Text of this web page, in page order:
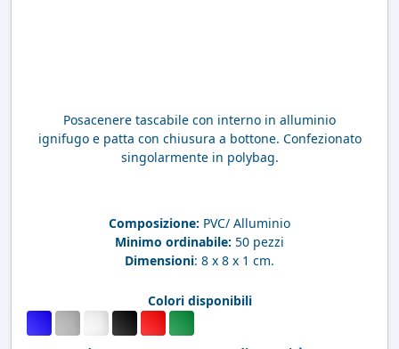
Posacenere tascabile con interno in alluminio
ignifugo e patta con chiusura a bottone. Confezionato
singolarmente in polybag.
Composizione: PVC/ Alluminio
Minimo ordinabile: 50 pezzi
Dimensioni: 8 x 8 x 1 cm.
Colori disponibili